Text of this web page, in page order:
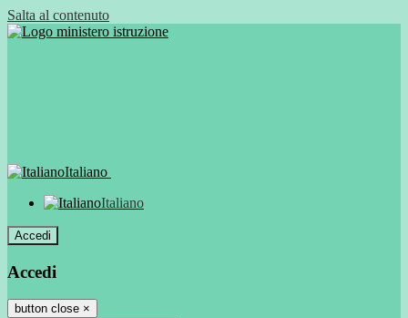
Salta al contenuto
Italiano
Italiano
Accedi
Accedi
button close ×